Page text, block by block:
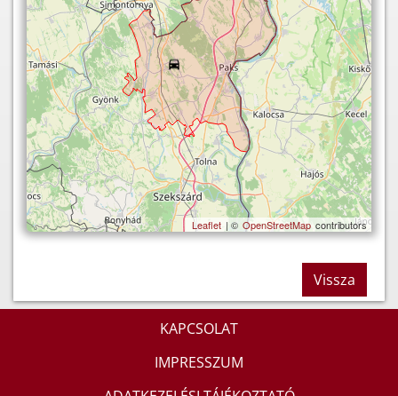
Leaflet | © OpenStreetMap contributors
Vissza
KAPCSOLAT
IMPRESSZUM